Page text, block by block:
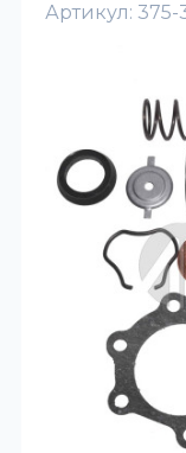
Артикул: